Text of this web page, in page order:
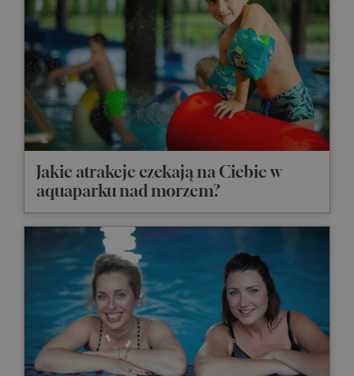
Jakie atrakcje czekają na Ciebie w
aquaparku nad morzem?